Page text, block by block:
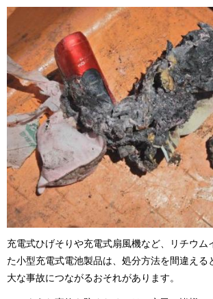
充電式ひげそりや充電式扇風機など、リチウム
た小型充電式電池製品は、処分方法を間違える
大な事故につながるおそれがあります。